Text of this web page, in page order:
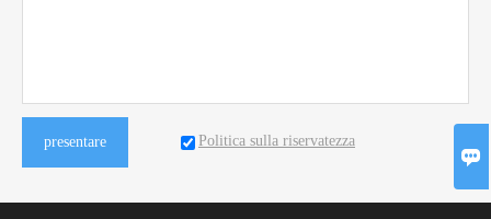
presentare Politica sulla riservatezza
